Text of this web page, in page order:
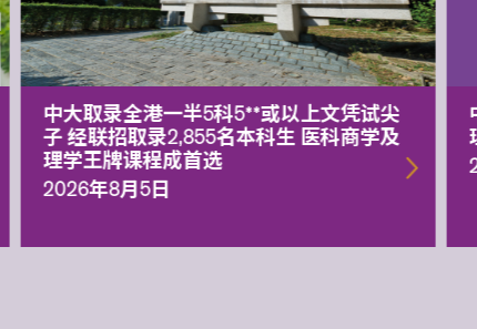
中大取录全港一半5科5**或以上文凭试尖
子 经联招取录2,855名本科生 医科商学及
理学王牌课程成首选
2026年8月5日